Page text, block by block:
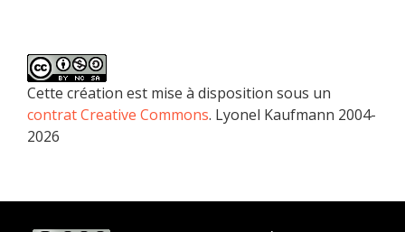
Cette création est mise à disposition sous un
contrat Creative Commons. Lyonel Kaufmann 2004-
2026